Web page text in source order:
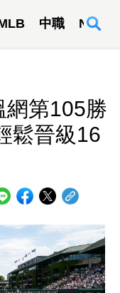
中職 NBA
網第105勝
鬆晉級16